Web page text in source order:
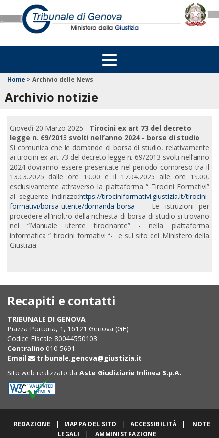
Home > Archivio delle News
Archivio notizie
Giovedì 20 Marzo 2025 - Tirocini ex art 73 del decreto
legge n. 69/2013 svolti nell’anno 2024 - borse di studio
Si comunica che le domande di borsa di studio, relativamente
ai tirocini ex art 73 del decreto legge n. 69/2013 svolti nell’anno
2024 dovranno essere presentate nel periodo compreso tra il
13.03.2025 dalle ore 10.00 e il 17.04.2025 alle ore 19.00,
esclusivamente attraverso la piattaforma “ Tirocini Formativi”
al seguente indirizzo:https://tirociniformativi.giustizia.it/tirocini-
formativi/borsa-utente/domanda-borsa Le istruzioni per
procedere all’inoltro della richiesta di borsa di studio si trovano
nel “Manuale utente tirocinante” - nella piattaforma
informatica “ tirocini formativi “- e sul sito del Ministero della
Giustizia.
Recapiti e contatti
TRIBUNALE DI GENOVA
Piazza Portoria, 1, 16121 Genova (GE)
Codice Fiscale 80044550103
Centralino 010 5691
Email
tribunale.genova@giustizia.it
Sito web realizzato da Aste Giudiziarie Inlinea S.p.A.
REDAZIONE | MAPPA DEL SITO | ACCESSIBILITÀ |
NOTE
LEGALI
| AMMINISTRAZIONE